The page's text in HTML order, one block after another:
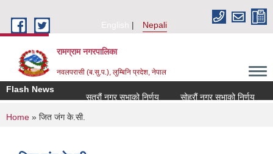
English
Nepali
रामग्राम नगरपालिका
नवलपरासी (ब.सु.प.), लुम्बिनि प्रदेश, नेपाल
Flash News
सत्रौं नगर सभाको निर्णय
सोह्रौं नगर सभाको निर्णय
You are here
Home » जित जंग के.सी.